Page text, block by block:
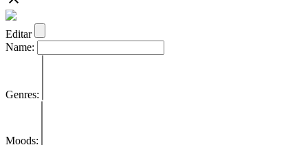
Editar
Name:
Genres:
Moods: